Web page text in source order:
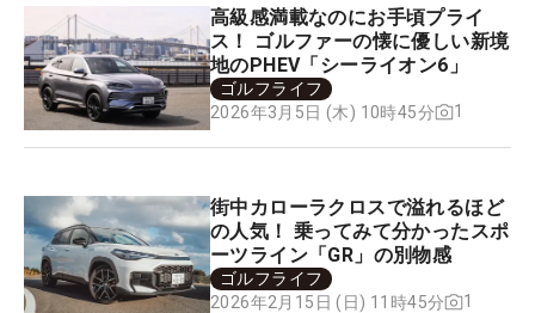
高級感満載なのにお手頃プライ
ス！ ゴルファーの懐に優しい新境
地のPHEV「シーライオン6」
ゴルフライフ
2026年3月5日 (木) 10時45分
1
街中カローラクロスで溢れるほど
の人気！ 乗ってみて分かったスポ
ーツライン「GR」の別物感
ゴルフライフ
2026年2月15日 (日) 11時45分
1